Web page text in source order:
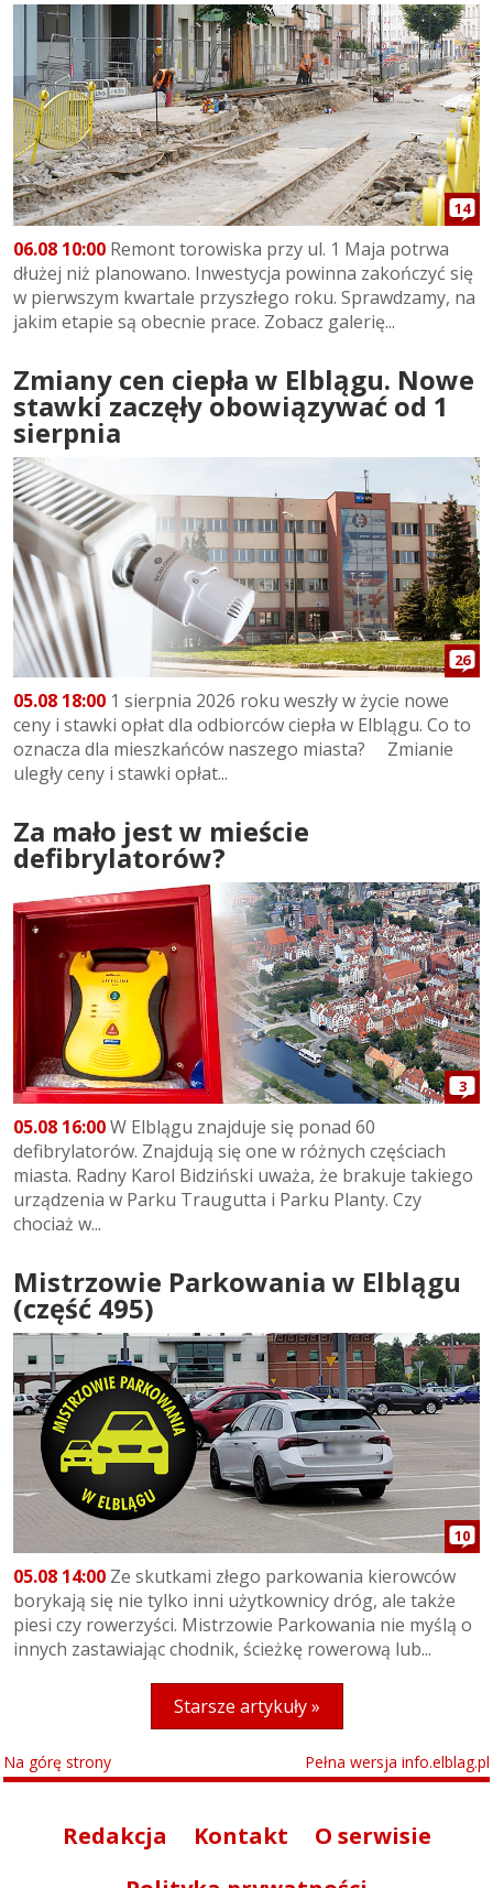
14
06.08 10:00 Remont torowiska przy ul. 1 Maja potrwa
dłużej niż planowano. Inwestycja powinna zakończyć się
w pierwszym kwartale przyszłego roku. Sprawdzamy, na
jakim etapie są obecnie prace. Zobacz galerię...
Zmiany cen ciepła w Elblągu. Nowe
stawki zaczęły obowiązywać od 1
sierpnia
26
05.08 18:00 1 sierpnia 2026 roku weszły w życie nowe
ceny i stawki opłat dla odbiorców ciepła w Elblągu. Co to
oznacza dla mieszkańców naszego miasta? Zmianie
uległy ceny i stawki opłat...
Za mało jest w mieście
defibrylatorów?
3
05.08 16:00W Elblągu znajduje się ponad 60
defibrylatorów. Znajdują się one w różnych częściach
miasta. Radny Karol Bidziński uważa, że brakuje takiego
urządzenia w Parku Traugutta i Parku Planty. Czy
chociaż w...
Mistrzowie Parkowania w Elblągu
(część 495)
10
05.08 14:00 Ze skutkami złego parkowania kierowców
borykają się nie tylko inni użytkownicy dróg, ale także
piesi czy rowerzyści. Mistrzowie Parkowania nie myślą o
innych zastawiając chodnik, ścieżkę rowerową lub...
Starsze artykuły »
Na górę strony Pełna wersja info.elblag.pl
Redakcja Kontakt
O serwisie